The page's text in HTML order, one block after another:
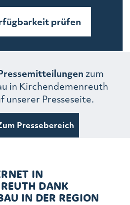
prüfen
zum
in Kirchendemenreuth
unserer Presseseite.
Pressebereich
IN
DANK
IN DER REGION